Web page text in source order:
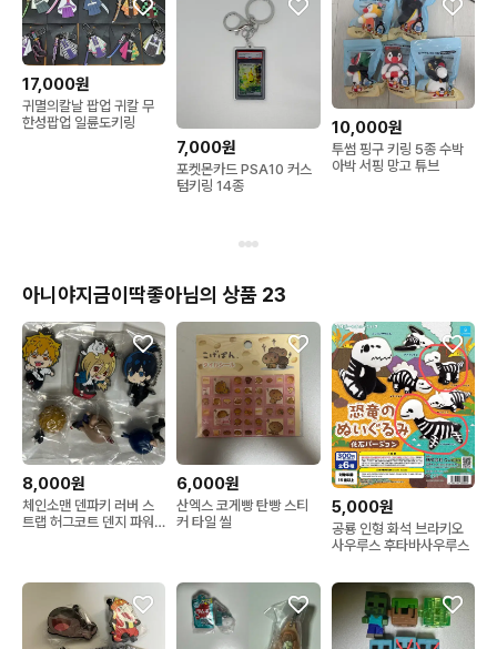
17,000원
귀멸의칼날 팝업 귀칼 무
한성팝업 일륜도키링
7,000원
포켓몬카드 PSA10 커스
텀키링 14종
10,000원
투썸 핑구 키링 5종 수박
아박 서핑 망고 튜브
아니야지금이딱좋아님의 상품 23
8,000원
체인소맨 덴파키 러버 스
트랩 허그코트 덴지 파워
6,000원
산엑스 코게빵 탄빵 스티
커 타일 씰
5,000원
공룡 인형 화석 브라키오
사우루스 후타바사우루스